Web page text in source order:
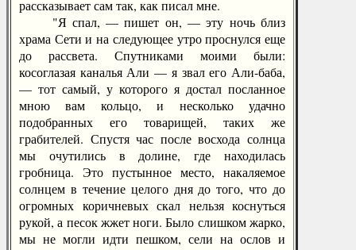
рассказывает сам так, как писал мне.
"Я спал, — пишет он, — эту ночь близ
храма Сети и на следующее утро проснулся еще
до рассвета. Спутниками моими были:
косоглазая каналья Али — я звал его Али-баба,
— тот самый, у которого я достал посланное
мною вам кольцо, и несколько удачно
подобранных его товарищей, таких же
грабителей. Спустя час после восхода солнца
мы очутились в долине, где находилась
гробница. Это пустынное место, накаляемое
солнцем в течение целого дня до того, что до
огромных коричневых скал нельзя коснуться
рукой, а песок жжет ноги. Было слишком жарко,
мы не могли идти пешком, сели на ослов и